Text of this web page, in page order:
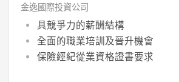
金逸國際投資公司
具競爭力的薪酬結構
全面的職業培訓及晉升機會
保險經紀從業資格證書要求